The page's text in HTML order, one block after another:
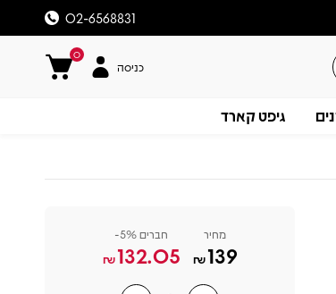
02-6568831
0
כניסה
גיפט קארד
מחיר
139
₪
חברים 5%-
132.05
₪